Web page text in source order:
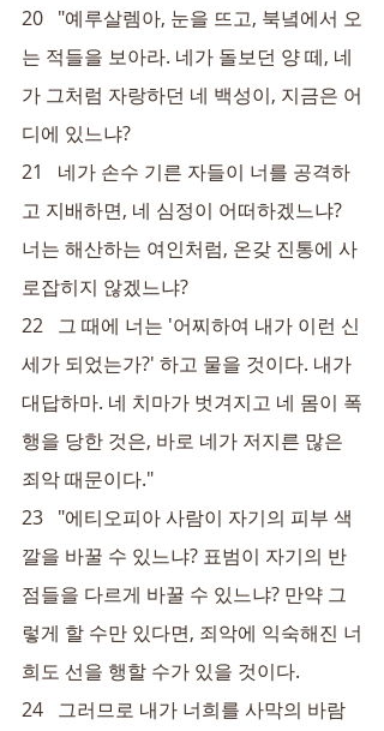
20   "예루살렘아, 눈을 뜨고, 북녘에서 오
는 적들을 보아라. 네가 돌보던 양 떼, 네
가 그처럼 자랑하던 네 백성이, 지금은 어
디에 있느냐?
21   네가 손수 기른 자들이 너를 공격하
고 지배하면, 네 심정이 어떠하겠느냐?
너는 해산하는 여인처럼, 온갖 진통에 사
로잡히지 않겠느냐?
22   그 때에 너는 '어찌하여 내가 이런 신
세가 되었는가?' 하고 물을 것이다. 내가
대답하마. 네 치마가 벗겨지고 네 몸이 폭
행을 당한 것은, 바로 네가 저지른 많은
죄악 때문이다."
23   "에티오피아 사람이 자기의 피부 색
깔을 바꿀 수 있느냐? 표범이 자기의 반
점들을 다르게 바꿀 수 있느냐? 만약 그
렇게 할 수만 있다면, 죄악에 익숙해진 너
희도 선을 행할 수가 있을 것이다.
24   그러므로 내가 너희를 사막의 바람